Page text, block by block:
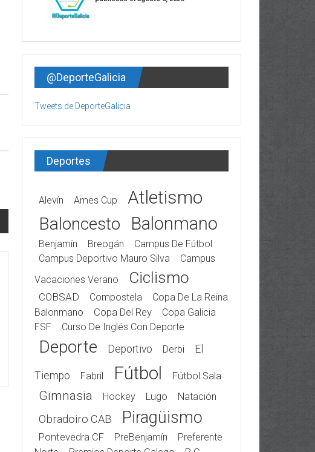
@DeporteGalicia
Tweets de DeporteGalicia
Deportes
Alevín Ames Cup Atletismo
Baloncesto Balonmano
Benjamín Breogán
Campus De Fútbol
Campus Deportivo Mauro Silva
Campus
Vacaciones Verano
Ciclismo
COBSAD Compostela
Copa De La Reina
Balonmano
Copa Del Rey
Copa Galicia
FSF
Curso De Inglés Con Deporte
Deporte Deportivo Derbi El
Tiempo Fabril Fútbol Fútbol Sala
Gimnasia Hockey Lugo Natación
Obradoiro CAB Piragüismo
Pontevedra CF PreBenjamín
Preferente